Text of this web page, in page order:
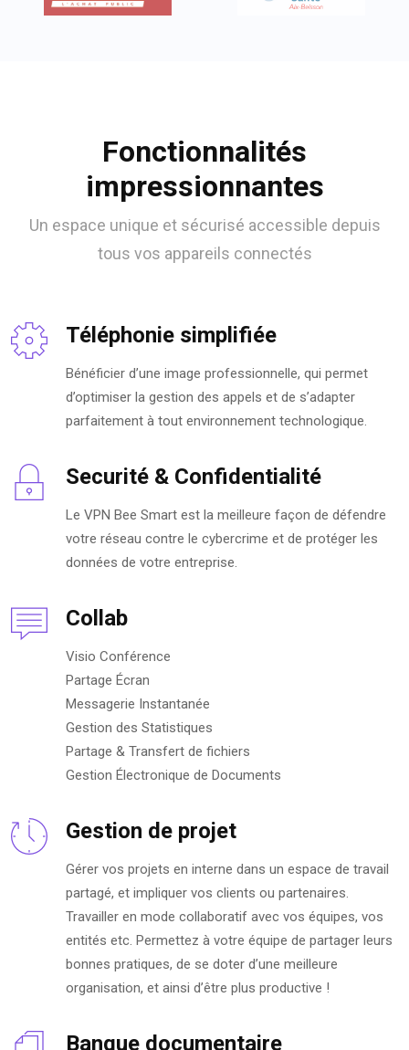
Fonctionnalités
impressionnantes
Un espace unique et sécurisé accessible depuis
tous vos appareils connectés
Téléphonie simplifiée
Bénéficier d’une image professionnelle, qui permet
d’optimiser la gestion des appels et de s’adapter
parfaitement à tout environnement technologique.
Securité & Confidentialité
Le VPN Bee Smart est la meilleure façon de défendre
votre réseau contre le cybercrime et de protéger les
données de votre entreprise.
Collab
Visio Conférence
Partage Écran
Messagerie Instantanée
Gestion des Statistiques
Partage & Transfert de fichiers
Gestion Électronique de Documents
Gestion de projet
Gérer vos projets en interne dans un espace de travail
partagé, et impliquer vos clients ou partenaires.
Travailler en mode collaboratif avec vos équipes, vos
entités etc. Permettez à votre équipe de partager leurs
bonnes pratiques, de se doter d’une meilleure
organisation, et ainsi d’être plus productive !
Banque documentaire